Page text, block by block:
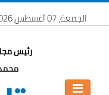
الجمعة، 07 أغسطس 2026
رئيس